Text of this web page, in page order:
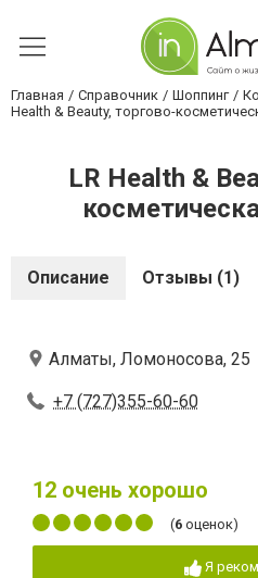
Главная Справочник Шоппинг
Health & Beauty, торгово-
LR Health &
Описание Отзывы (1)
Алматы, Ломоносова, 25
+7 (727)355-60-60
12 очень хорошо
(6 оценок)
Я